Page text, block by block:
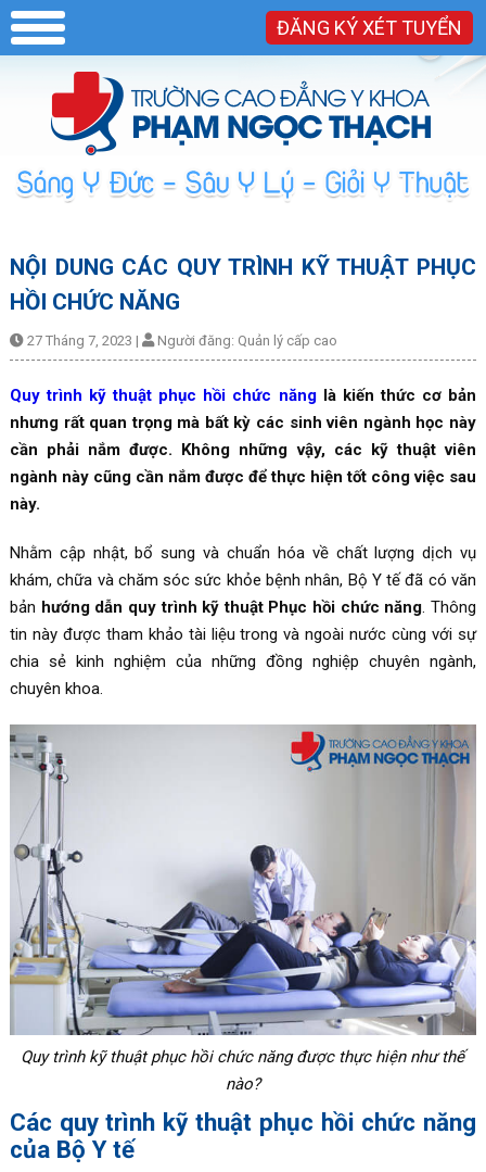
ĐĂNG KÝ XÉT TUYỂN
NỘI DUNG CÁC QUY TRÌNH KỸ THUẬT PHỤC
HỒI CHỨC NĂNG
27 Tháng 7, 2023 | Người đăng: Quản lý cấp cao
Quy trình kỹ thuật phục hồi chức nănglà kiến thức cơ bản
nhưng rất quan trọng mà bất kỳ các sinh viên ngành học này
cần phải nắm được. Không những vậy, các kỹ thuật viên
ngành này cũng cần nắm được để thực hiện tốt công việc sau
này.
Nhằm cập nhật, bổ sung và chuẩn hóa về chất lượng dịch vụ
khám, chữa và chăm sóc sức khỏe bệnh nhân, Bộ Y tế đã có văn
bản hướng dẫn quy trình kỹ thuật Phục hồi chức năng. Thông
tin này được tham khảo tài liệu trong và ngoài nước cùng với sự
chia sẻ kinh nghiệm của những đồng nghiệp chuyên ngành,
chuyên khoa.
Quy trình kỹ thuật phục hồi chức năng được thực hiện như thế
nào?
Các quy trình kỹ thuật phục hồi chức năng
của Bộ Y tế